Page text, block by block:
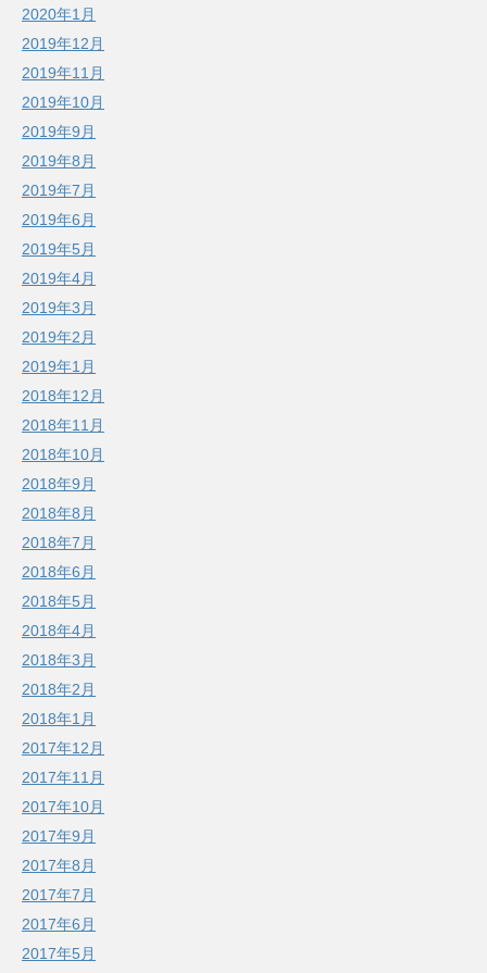
2020年1月
2019年12月
2019年11月
2019年10月
2019年9月
2019年8月
2019年7月
2019年6月
2019年5月
2019年4月
2019年3月
2019年2月
2019年1月
2018年12月
2018年11月
2018年10月
2018年9月
2018年8月
2018年7月
2018年6月
2018年5月
2018年4月
2018年3月
2018年2月
2018年1月
2017年12月
2017年11月
2017年10月
2017年9月
2017年8月
2017年7月
2017年6月
2017年5月